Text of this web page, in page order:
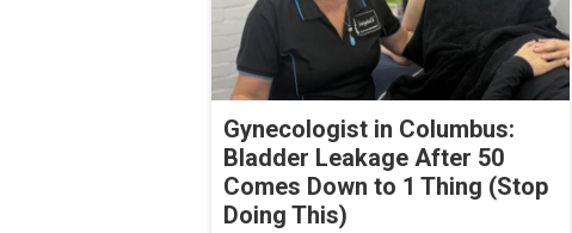
Gynecologist in Columbus:
Bladder Leakage After 50
Comes Down to 1 Thing (Stop
Doing This)